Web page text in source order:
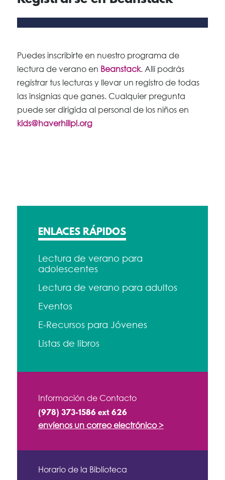
Puedes inscribirte en nuestro programa de
lectura de verano en Beanstack. Allí podrás
registrar tus lecturas y llevar un registro de todas
las insignias que ganes. Cualquier pregunta
puede ser dirigida al personal de los niños en
kids@haverhillpl.org
ENLACES RÁPIDOS
Lectura de verano para
adolescentes
Lectura de verano para adultos
Eventos
E-Recursos para Jóvenes
Listas de libros
Información de Contacto
(978) 373-1586 ext 626
envíenos un correo electrónico >
Horario de la Biblioteca